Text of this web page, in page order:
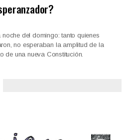
del domingo: tanto quienes
no esperaban la amplitud de la
de una nueva Constitución.